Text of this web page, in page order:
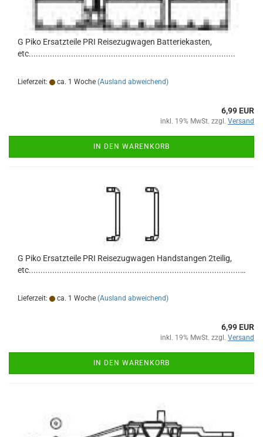
G Piko Ersatzteile PRI Reisezugwagen Batteriekasten,
etc........................................................................................
Lieferzeit: ca. 1 Woche (Ausland abweichend)
6,99 EUR
inkl. 19% MwSt. zzgl. Versand
IN DEN WARENKORB
G Piko Ersatzteile PRI Reisezugwagen Handstangen 2teilig,
etc.............................................................................................................
Lieferzeit: ca. 1 Woche (Ausland abweichend)
6,99 EUR
inkl. 19% MwSt. zzgl. Versand
IN DEN WARENKORB